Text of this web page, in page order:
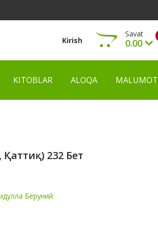
Kirish
Savat
0.00
Ko‘rish
KITOBLAR ALOQA MALUMOT
232 Бет
Беруний